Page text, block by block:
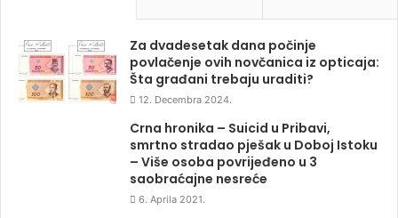
Za dvadesetak dana počinje
povlačenje ovih novčanica iz opticaja:
Šta građani trebaju uraditi?
12. Decembra 2024.
Crna hronika – Suicid u Pribavi,
smrtno stradao pješak u Doboj Istoku
– Više osoba povrijeđeno u 3
saobraćajne nesreće
6. Aprila 2021.